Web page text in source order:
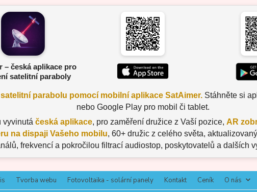
– česká aplikace pro
satelitní paraboly
parabolu pomocí mobilní aplikace SatAimer.Stáhněte si
nebo Google Play pro mobil či tablet.
vyvinutá česká aplikace, pro zaměření družice z Vaší pozice, AR
na dispaji Vašeho mobilu, 60+ družic z celého světa,
frekvencí a pokročilou filtrací audiostop, poskytovatelů a dalších
Tvorba webu Fotovoltaika - solární panely Kontakt Ceník O nás